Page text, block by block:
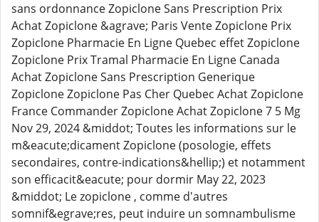
sans ordonnance Zopiclone Sans Prescription Prix
Achat Zopiclone &agrave; Paris Vente Zopiclone Prix
Zopiclone Pharmacie En Ligne Quebec effet Zopiclone
Zopiclone Prix Tramal Pharmacie En Ligne Canada
Achat Zopiclone Sans Prescription Generique
Zopiclone Zopiclone Pas Cher Quebec Achat Zopiclone
France Commander Zopiclone Achat Zopiclone 7 5 Mg
Nov 29, 2024 &middot; Toutes les informations sur le
m&eacute;dicament Zopiclone (posologie, effets
secondaires, contre-indications&hellip;) et notamment
son efficacit&eacute; pour dormir May 22, 2023
&middot; Le zopiclone , comme d'autres
somnif&egrave;res, peut induire un somnambulisme